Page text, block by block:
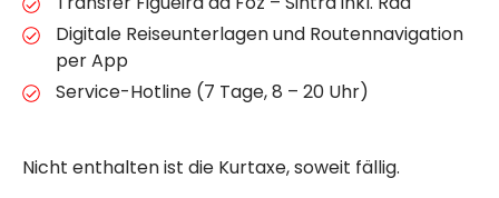
Digitale Reiseunterlagen und Routennavigation
per App
Service-Hotline (7 Tage, 8 – 20 Uhr)
Nicht enthalten ist die Kurtaxe, soweit fällig.